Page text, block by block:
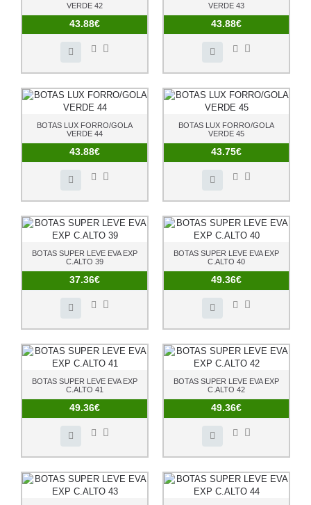
VERDE 42
43.88€
VERDE 43
43.88€
BOTAS LUX FORRO/GOLA
VERDE 44
43.88€
BOTAS LUX FORRO/GOLA
VERDE 45
43.75€
BOTAS SUPER LEVE EVA EXP
C.ALTO 39
37.36€
BOTAS SUPER LEVE EVA EXP
C.ALTO 40
49.36€
BOTAS SUPER LEVE EVA EXP
C.ALTO 41
49.36€
BOTAS SUPER LEVE EVA EXP
C.ALTO 42
49.36€